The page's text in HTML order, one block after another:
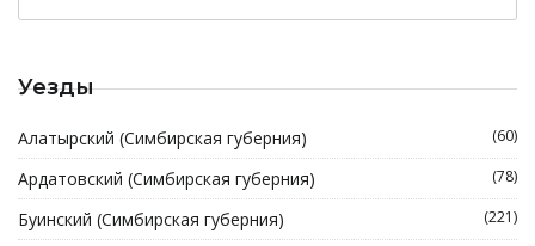
Уезды
Алатырский (Симбирская губерния) (60)
Ардатовский (Симбирская губерния) (78)
Буинский (Симбирская губерния) (221)